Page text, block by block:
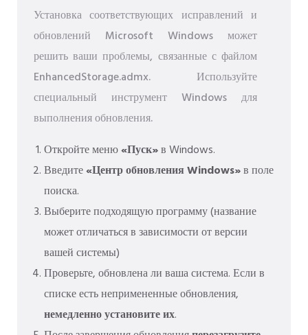
Установка соответствующих исправлений и
обновлений Microsoft Windows может
решить ваши проблемы, связанные с файлом
EnhancedStorage.admx. Используйте
специальный инструмент Windows для
выполнения обновления.
Откройте меню«Пуск»в Windows.
Введите«Центр обновления Windows»в поле
поиска.
Выберите подходящую программу (название
может отличаться в зависимости от версии
вашей системы)
Проверьте, обновлена ​​ли ваша система. Если в
списке есть непримененные обновления,
немедленно установите их.